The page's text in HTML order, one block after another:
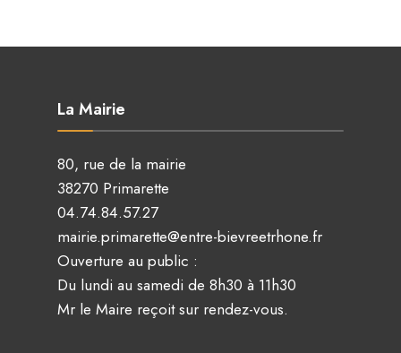
La Mairie
80, rue de la mairie
38270 Primarette
04.74.84.57.27
mairie.primarette@entre-bievreetrhone.fr
Ouverture au public :
Du lundi au samedi de 8h30 à 11h30
Mr le Maire reçoit sur rendez-vous.